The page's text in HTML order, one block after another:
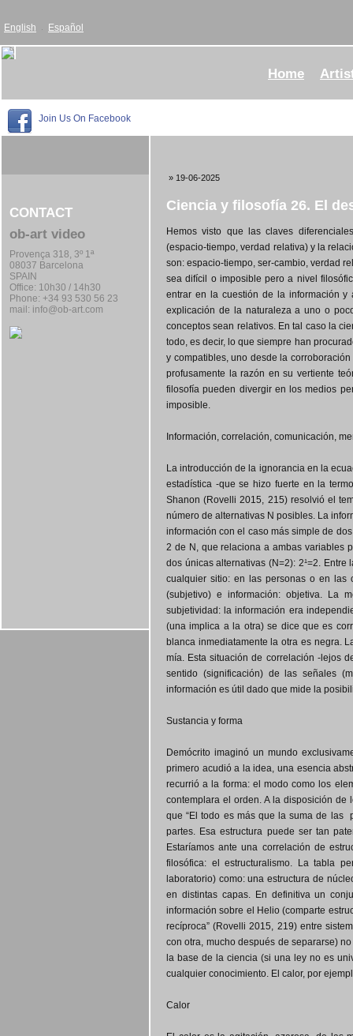
English Español
Home
Join Us On Facebook
CONTACT
ob-art video
Provença 318, 3º 1ª
08037 Barcelona
SPAIN
Office: 10h30 / 14h30
Phone: +34 93 530 56 23
mail: info@ob-art.com
» 19-06-2025
Ciencia y filosofía 26. El
Hemos visto que las claves
(espacio-tiempo, verdad relativa) y la
son: espacio-tiempo, ser-cambio, verdad
sea difícil o imposible pero a nivel
entrar en la cuestión de la información
explicación de la naturaleza a uno o
conceptos sean relativos. En tal caso la
todo, es decir, lo que siempre han
y compatibles, uno desde la
profusamente la razón en su vertiente
filosofía pueden divergir en los medios
imposible.
Información, correlación, comunicación,
La introducción de la ignorancia en la
estadística -que se hizo fuerte en la
Shanon (Rovelli 2015, 215) resolvió el
número de alternativas N posibles. La
información con el caso más simple de
2 de N, que relaciona a ambas variables
dos únicas alternativas (N=2): 2¹=2.
cualquier sitio: en las personas o en las
(subjetivo) e información: objetiva. La
subjetividad: la información era
(una implica a la otra) se dice que es
blanca inmediatamente la otra es negra.
mía. Esta situación de correlación -lejos
sentido (significación) de las señales
información es útil dado que mide la
Sustancia y forma
Demócrito imaginó un mundo
primero acudió a la idea, una esencia
recurrió a la forma: el modo como los
contemplara el orden. A la disposición
que “El todo es más que la suma de las
partes. Esa estructura puede ser tan
Estaríamos ante una correlación de
filosófica: el estructuralismo. La tabla
laboratorio) como: una estructura de
en distintas capas. En definitiva un
información sobre el Helio (comparte
recíproca” (Rovelli 2015, 219) entre
con otra, mucho después de separarse)
la base de la ciencia (si una ley no es
cualquier conocimiento. El calor, por
Calor